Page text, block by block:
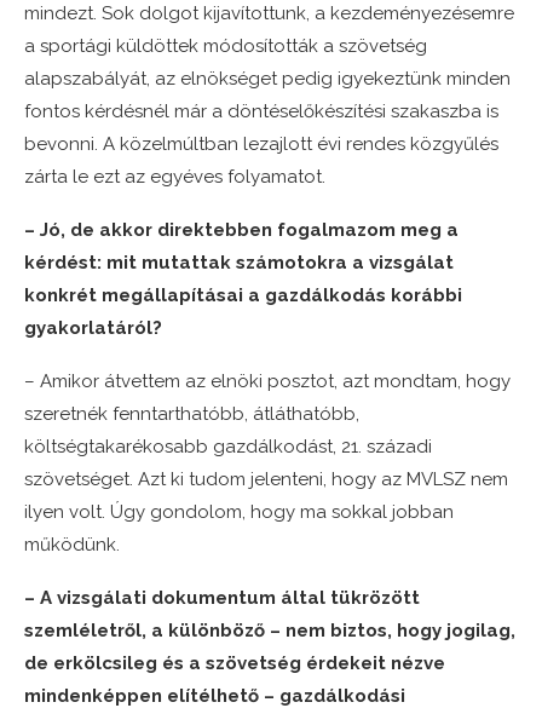
mindezt. Sok dolgot kijavítottunk, a kezdeményezésemre
a sportági küldöttek módosították a szövetség
alapszabályát, az elnökséget pedig igyekeztünk minden
fontos kérdésnél már a döntéselőkészítési szakaszba is
bevonni. A közelmúltban lezajlott évi rendes közgyűlés
zárta le ezt az egyéves folyamatot.
– Jó, de akkor direktebben fogalmazom meg a
kérdést: mit mutattak számotokra a vizsgálat
konkrét megállapításai a gazdálkodás korábbi
gyakorlatáról?
– Amikor átvettem az elnöki posztot, azt mondtam, hogy
szeretnék fenntarthatóbb, átláthatóbb,
költségtakarékosabb gazdálkodást, 21. századi
szövetséget. Azt ki tudom jelenteni, hogy az MVLSZ nem
ilyen volt. Úgy gondolom, hogy ma sokkal jobban
működünk.
– A vizsgálati dokumentum által tükrözött
szemléletről, a különböző – nem biztos, hogy jogilag,
de erkölcsileg és a szövetség érdekeit nézve
mindenképpen elítélhető – gazdálkodási